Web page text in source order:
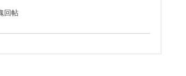
索
回帖